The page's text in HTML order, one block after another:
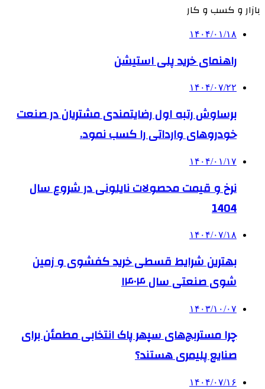
بازار و کسب و کار
۱۴۰۴/۰۱/۱۸
راهنمای خرید پلی استیشن
۱۴۰۴/۰۷/۲۲
برساوش رتبه اول رضایتمندی مشتریان در صنعت
خودروهای وارداتی را کسب نمود.
۱۴۰۴/۰۱/۱۷
نرخ و قیمت محصولات نایلونی در شروع سال
1404
۱۴۰۴/۰۷/۱۸
بهترین شرایط قسطی خرید کفشوی و زمین
شوی صنعتی سال ۱۴۰۴
۱۴۰۳/۱۰/۰۷
چرا مستربچ‌های سپهر پاک انتخابی مطمئن برای
صنایع پلیمری هستند؟
۱۴۰۴/۰۷/۱۶